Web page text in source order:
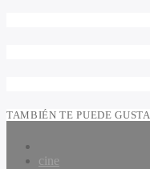
TAMBIÉN TE PUEDE
cine